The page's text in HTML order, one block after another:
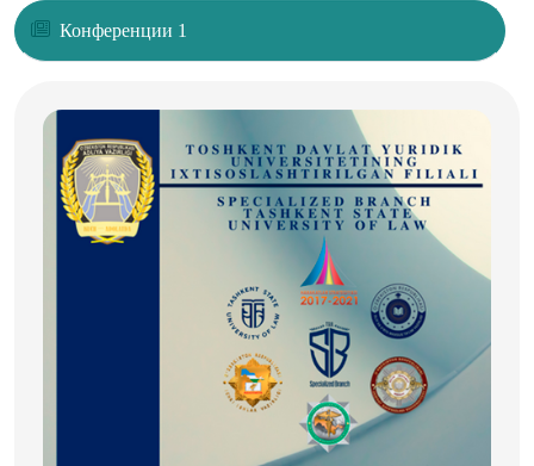
Конференции 1